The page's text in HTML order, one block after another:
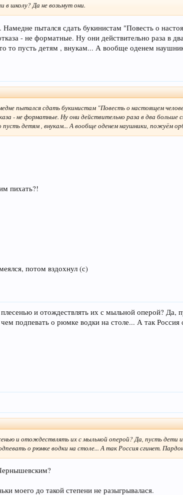
в школу? Да не возьмут они.
Намедне пытался сдать букинистам "Повесть о
- не форматные. Ну они действительно раза в
то пусть детям , внукам... А вообще оденем
пытался сдать букинистам "Повесть о настоящем
- не форматные. Ну они действительно раза в два больше
детям , внукам... А вообще оденем наушники, пожуём
пихать?!
потом вздохнул (с)
и отождествлять их с мыльной оперой? Да,
подпевать о рюмке водки на столе... А так
и отождествлять их с мыльной оперой? Да, пусть дети и
о рюмке водки на столе... А так Россия сгинет.
моего до такой степени не разыгрывалася.